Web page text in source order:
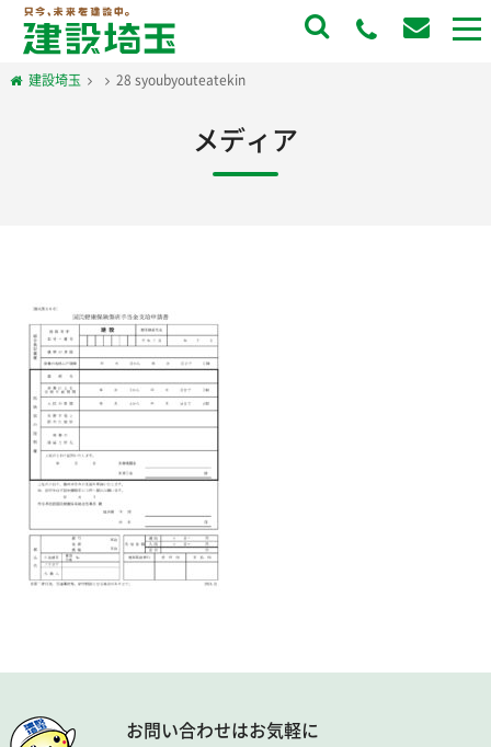
建設埼玉 28 syoubyouteatekin
メディア
お問い合わせはお気軽に